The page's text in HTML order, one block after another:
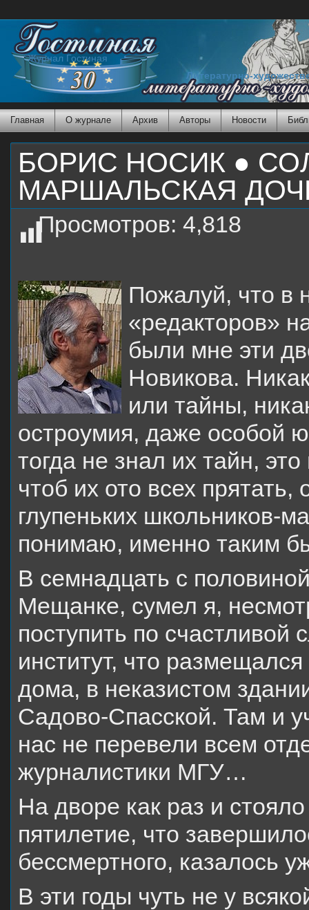
Журнал Гостиная
Литературно-
Главная О журнале Архив Авторы Новости
БОРИС НОСИК ●
МАРШАЛЬСКАЯ
Просмотров: 4,818
Пожалуй, что в
«редакторов»
были мне эти
Новикова.
или тайны,
остроумия, даже особой
тогда не знал их тайн,
чтоб их ото всех
глупеньких школьников-
понимаю, именно таким
В семнадцать с
Мещанке, сумел я,
поступить по счастливой
институт, что
дома, в неказистом
Садово-Спасской. Там и
нас не перевели всем
журналистики МГУ…
На дворе как раз и
пятилетие, что
бессмертного, казалось
В эти годы чуть не у